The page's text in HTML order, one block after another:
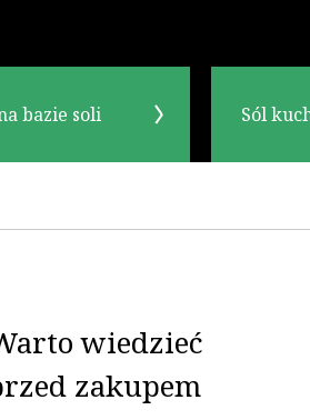
bazie soli Sól
wiedzieć
zakupem